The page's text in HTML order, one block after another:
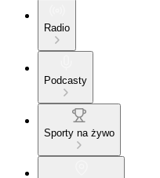
Radio
Podcasty
Sporty na żywo